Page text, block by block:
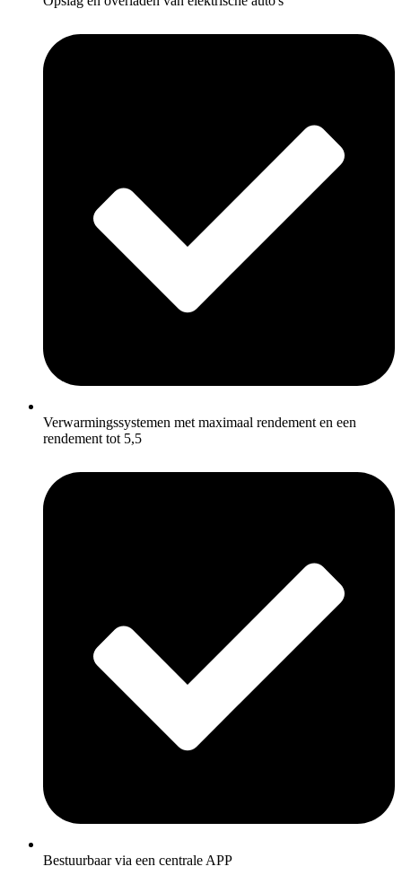
Verwarmingssystemen met maximaal rendement en een
rendement tot 5,5
Bestuurbaar via een centrale APP